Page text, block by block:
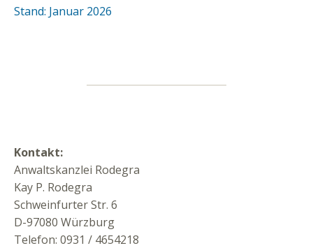
Stand: Januar 2026
Kontakt:
Anwaltskanzlei Rodegra
Kay P. Rodegra
Schweinfurter Str. 6
D-97080 Würzburg
Telefon: 0931 / 4654218